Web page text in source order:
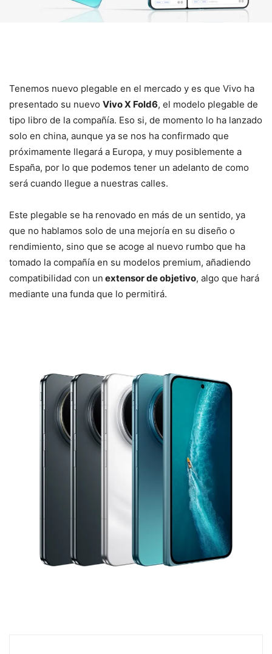
Tenemos nuevo plegable en el mercado y es que Vivo ha
presentado su nuevo Vivo X Fold6, el modelo plegable de
tipo libro de la compañía. Eso si, de momento lo ha lanzado
solo en china, aunque ya se nos ha confirmado que
próximamente llegará a Europa, y muy posiblemente a
España, por lo que podemos tener un adelanto de como
será cuando llegue a nuestras calles.
Este plegable se ha renovado en más de un sentido, ya
que no hablamos solo de una mejoría en su diseño o
rendimiento, sino que se acoge al nuevo rumbo que ha
tomado la compañía en su modelos premium, añadiendo
compatibilidad con un extensor de objetivo, algo que hará
mediante una funda que lo permitirá.